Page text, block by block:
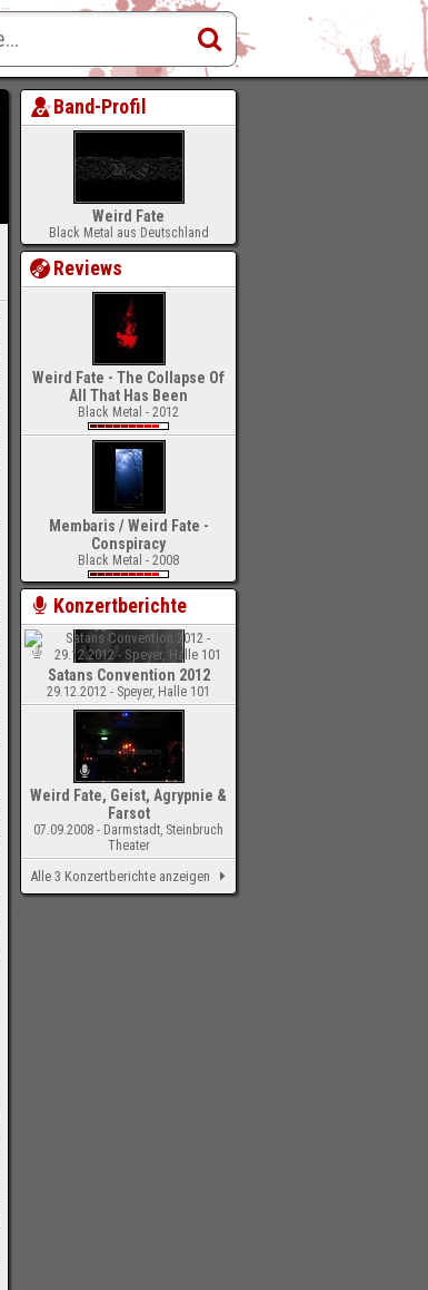
Band-Profil
Weird Fate
Black Metal aus Deutschland
Reviews
Weird Fate - The Collapse Of
All That Has Been
Black Metal - 2012
Membaris / Weird Fate -
Conspiracy
Black Metal - 2008
Konzertberichte
Satans Convention 2012
29.12.2012 - Speyer, Halle 101
Weird Fate, Geist, Agrypnie &
Farsot
07.09.2008 - Darmstadt, Steinbruch
Theater
Alle 3 Konzertberichte anzeigen